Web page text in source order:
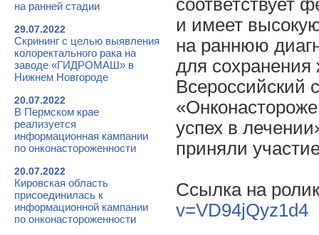
на ранней стадии
29.07.2022
Скрининг с целью выявления
колоректального рака на
заводе «ГИДРОМАШ» в
Нижнем Новгороде
20.07.2022
В Пермском крае
реализуется
информационная кампании
по онконастороженности
20.07.2022
Кировская область
присоединилась к
информационной кампании
по онконастороженности
соответствует
и имеет
на раннюю
для сохранения
Всероссийский
успех в
приняли
Ссылка на
v=VD94jQyz1d4